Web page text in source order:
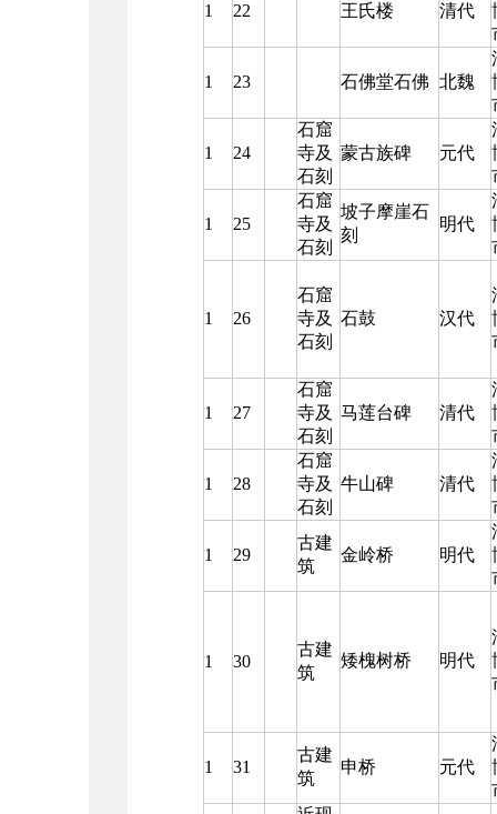
1 22 王氏楼 清代
1 23 石佛堂石佛 北魏
1 24
石窟
寺及
石刻
蒙古族碑 元代
1 25
石窟
寺及
石刻
坡子摩崖石
刻
明代
1 26
石窟
寺及
石刻
石鼓 汉代
1 27
石窟
寺及
石刻
马莲台碑 清代
1 28
石窟
寺及
石刻
牛山碑 清代
1 29
古建
筑
金岭桥 明代
1 30
古建
筑
矮槐树桥 明代
1 31
古建
筑
申桥 元代